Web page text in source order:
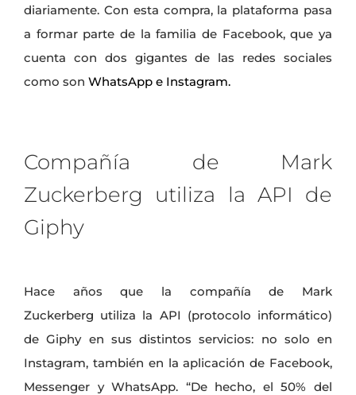
diariamente. Con esta compra, la plataforma pasa
a formar parte de la familia de Facebook, que ya
cuenta con dos gigantes de las redes sociales
como son WhatsApp e Instagram.
Compañía de Mark
Zuckerberg utiliza la API de
Giphy
Hace años que la compañía de Mark
Zuckerberg utiliza la API (protocolo informático)
de Giphy en sus distintos servicios: no solo en
Instagram, también en la aplicación de Facebook,
Messenger y WhatsApp. “De hecho, el 50% del